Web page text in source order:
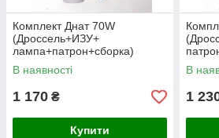
Комплект Днат 70W
(Дроссель+ИЗУ+
лампа+патрон+сборка)
В наявності
1 170 ₴
Купити
В
1